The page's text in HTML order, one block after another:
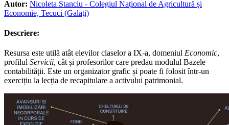
Autor: Nicoleta Stanciu - Colegiul Național de Agricultură și
Economie, Tecuci (Galaţi)
Descriere:
Resursa este utilă atât elevilor claselor a IX-a, domeniul Economic,
profilul Servicii, cât și profesorilor care predau modulul Bazele
contabilității. Este un organizator grafic și poate fi folosit într-un
exercițiu la lecția de recapitulare a activului patrimonial.